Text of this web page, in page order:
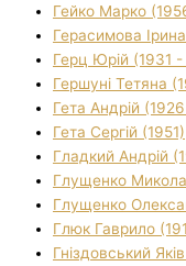
Гейко Марко
Герасимова
Герц Юрій (1931 -
Гершуні Тетяна
Гета Андрій
Гета Сергій (1951)
Гладкий Андрій
Глущенко
Глущенко
Глюк Гаврило
Гніздовський